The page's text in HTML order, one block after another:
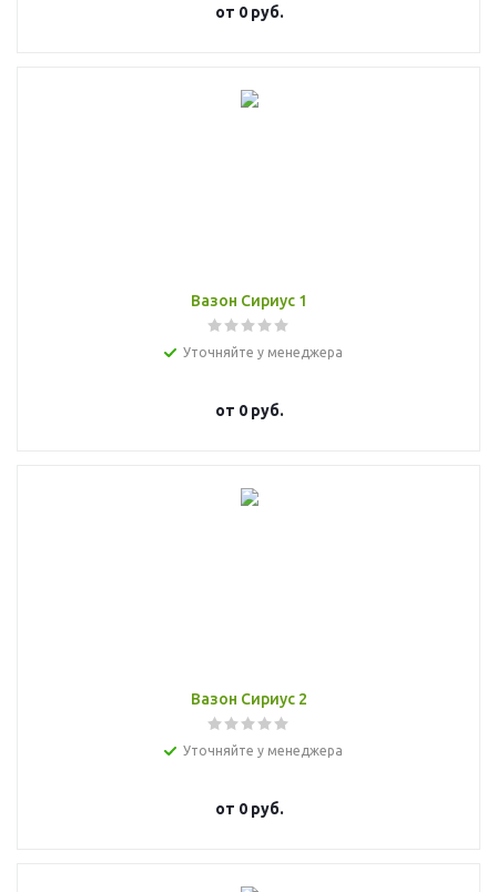
от 0 руб.
Вазон Сириус 1
Уточняйте у менеджера
от 0 руб.
Вазон Сириус 2
Уточняйте у менеджера
от 0 руб.